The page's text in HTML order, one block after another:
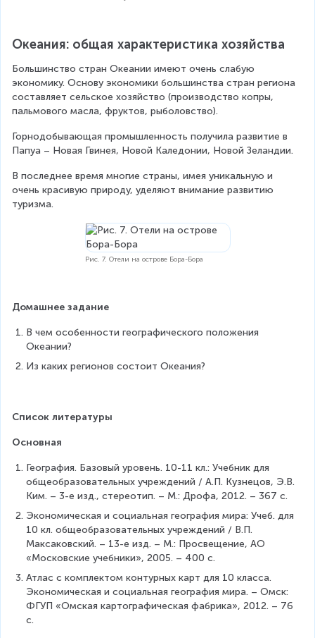
Океания: общая характеристика хозяйства
Большинство стран Океании имеют очень слабую
экономику. Основу экономики большинства стран региона
составляет сельское хозяйство (производство копры,
пальмового масла, фруктов, рыболовство).
Горнодобывающая промышленность получила развитие в
Папуа – Новая Гвинея, Новой Каледонии, Новой Зеландии.
В последнее время многие страны, имея уникальную и
очень красивую природу, уделяют внимание развитию
туризма.
Рис. 7. Отели на острове Бора-Бора
Домашнее задание
В чем особенности географического положения
Океании?
Из каких регионов состоит Океания?
Список литературы
Основная
География. Базовый уровень. 10-11 кл.: Учебник для
общеобразовательных учреждений / А.П. Кузнецов, Э.В.
Ким. – 3-е изд., стереотип. – М.: Дрофа, 2012. – 367 с.
Экономическая и социальная география мира: Учеб. для
10 кл. общеобразовательных учреждений / В.П.
Максаковский. – 13-е изд. – М.: Просвещение, АО
«Московские учебники», 2005. – 400 с.
Атлас с комплектом контурных карт для 10 класса.
Экономическая и социальная география мира. – Омск:
ФГУП «Омская картографическая фабрика», 2012. – 76
с.